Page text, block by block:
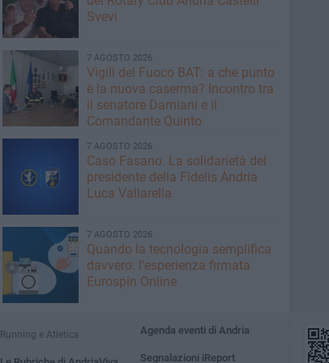
Svevi
7 AGOSTO 2026
​Vigili del Fuoco BAT: a che punto
è la nuova caserma? Incontro tra
il senatore Damiani e il
Comandante Quinto
7 AGOSTO 2026
Caso Fasano. La solidarietà del
presidente della Fidelis Andria
Luca Vallarella
7 AGOSTO 2026
Quando la tecnologia semplifica
davvero: l’esperienza firmata
Eurospin Online
Running e Atletica Agenda eventi di Andria
Segnalazioni iReport